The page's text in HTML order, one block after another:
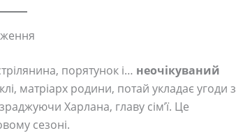
порятунок і… неочікуваний
матріарх родини, потай укладає угоди з
Харлана, главу сім’ї. Це
сезоні.